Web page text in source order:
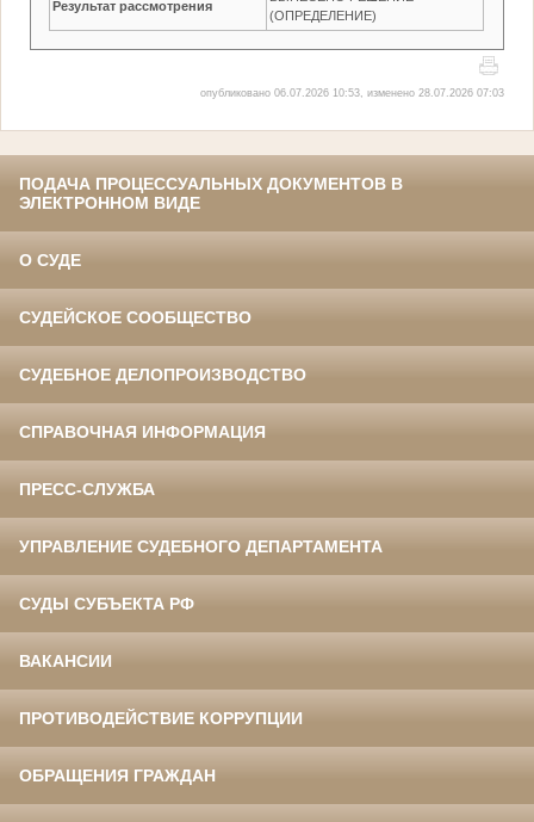
Результат рассмотрения
(ОПРЕДЕЛЕНИЕ)
опубликовано 06.07.2026 10:53, изменено 28.07.2026 07:03
ПОДАЧА ПРОЦЕССУАЛЬНЫХ ДОКУМЕНТОВ В
ЭЛЕКТРОННОМ ВИДЕ
О СУДЕ
СУДЕЙСКОЕ СООБЩЕСТВО
СУДЕБНОЕ ДЕЛОПРОИЗВОДСТВО
СПРАВОЧНАЯ ИНФОРМАЦИЯ
ПРЕСС-СЛУЖБА
УПРАВЛЕНИЕ СУДЕБНОГО ДЕПАРТАМЕНТА
СУДЫ СУБЪЕКТА РФ
ВАКАНСИИ
ПРОТИВОДЕЙСТВИЕ КОРРУПЦИИ
ОБРАЩЕНИЯ ГРАЖДАН